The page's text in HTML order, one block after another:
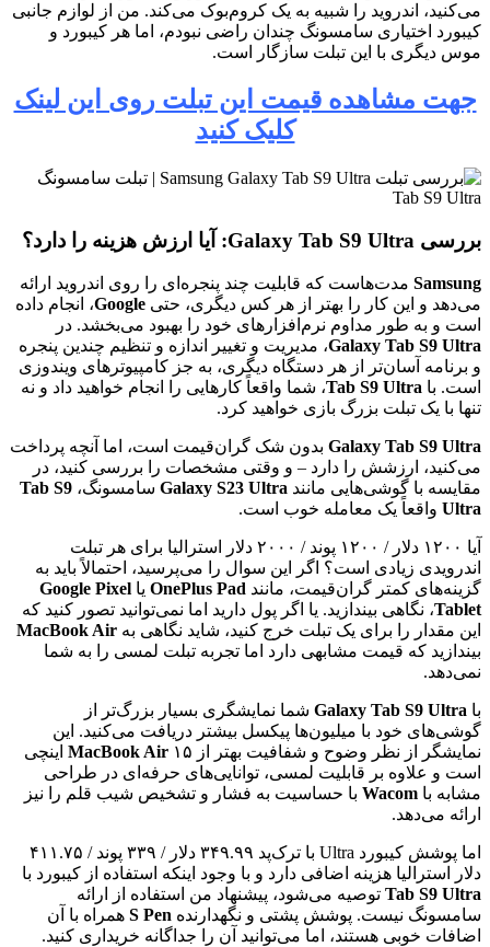
می‌کنید، اندروید را شبیه به یک کروم‌بوک می‌کند. من از لوازم جانبی
کیبورد اختیاری سامسونگ چندان راضی نبودم، اما هر کیبورد و
موس دیگری با این تبلت سازگار است.
جهت مشاهده قیمت این تبلت روی این لینک
کلیک کنید
بررسی Galaxy Tab S9 Ultra: آیا ارزش هزینه را دارد؟
Samsung مدت‌هاست که قابلیت چند پنجره‌ای را روی اندروید ارائه
می‌دهد و این کار را بهتر از هر کس دیگری، حتی Google، انجام داده
است و به طور مداوم نرم‌افزارهای خود را بهبود می‌بخشد. در
Galaxy Tab S9 Ultra، مدیریت و تغییر اندازه و تنظیم چندین پنجره
و برنامه آسان‌تر از هر دستگاه دیگری، به جز کامپیوترهای ویندوزی
است. با Tab S9 Ultra، شما واقعاً کارهایی را انجام خواهید داد و نه
تنها با یک تبلت بزرگ بازی خواهید کرد.
Galaxy Tab S9 Ultra بدون شک گران‌قیمت است، اما آنچه پرداخت
می‌کنید، ارزشش را دارد – و وقتی مشخصات را بررسی کنید، در
مقایسه با گوشی‌هایی مانند Galaxy S23 Ultra سامسونگ، Tab S9
Ultra واقعاً یک معامله خوب است.
آیا ۱۲۰۰ دلار / ۱۲۰۰ پوند / ۲۰۰۰ دلار استرالیا برای هر تبلت
اندرویدی زیادی است؟ اگر این سوال را می‌پرسید، احتمالاً باید به
گزینه‌های کمتر گران‌قیمت، مانند OnePlus Pad یا Google Pixel
Tablet، نگاهی بیندازید. یا اگر پول دارید اما نمی‌توانید تصور کنید که
این مقدار را برای یک تبلت خرج کنید، شاید نگاهی به MacBook Air
بیندازید که قیمت مشابهی دارد اما تجربه تبلت لمسی را به شما
نمی‌دهد.
با Galaxy Tab S9 Ultra شما نمایشگری بسیار بزرگ‌تر از
گوشی‌های خود با میلیون‌ها پیکسل بیشتر دریافت می‌کنید. این
نمایشگر از نظر وضوح و شفافیت بهتر از
MacBook Air ۱۵ اینچی
است و علاوه بر قابلیت لمسی، توانایی‌های حرفه‌ای در طراحی
مشابه با Wacom با حساسیت به فشار و تشخیص شیب قلم را نیز
ارائه می‌دهد.
اما پوشش کیبورد Ultra با ترک‌پد ۳۴۹.۹۹ دلار / ۳۳۹ پوند / ۴۱۱.۷۵
دلار استرالیا هزینه اضافی دارد و با وجود اینکه استفاده از کیبورد با
Tab S9 Ultra توصیه می‌شود، پیشنهاد من استفاده از ارائه
سامسونگ نیست. پوشش پشتی و نگهدارنده S Pen همراه با آن
اضافات خوبی هستند، اما می‌توانید آن را جداگانه خریداری کنید.